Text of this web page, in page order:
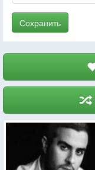
Сохранить